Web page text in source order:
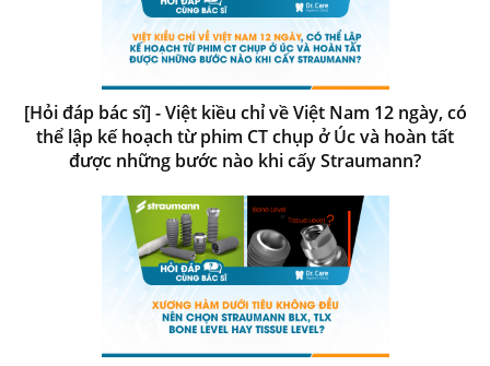
[Hỏi đáp bác sĩ] - Việt kiều chỉ về Việt Nam 12 ngày, có
thể lập kế hoạch từ phim CT chụp ở Úc và hoàn tất
được những bước nào khi cấy Straumann?